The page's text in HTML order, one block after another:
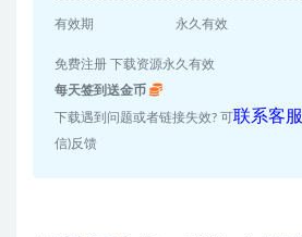
有效期 永久有效
免费注册 下载资源永久有效
每天签到送金币
下载遇到问题或者链接失效? 可联系客服
信)反馈